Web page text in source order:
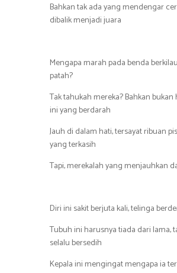
Bahkan tak ada yang mendengar
dibalik menjadi juara
Mengapa marah pada benda
patah?
Tak tahukah mereka? Bahkan
ini yang berdarah
Jauh di dalam hati, tersayat ribuan
yang terkasih
Tapi, merekalah yang menjauhkan
Diri ini sakit berjuta kali, telinga
Tubuh ini harusnya tiada dari lama,
selalu bersedih
Kepala ini mengingat mengapa ia